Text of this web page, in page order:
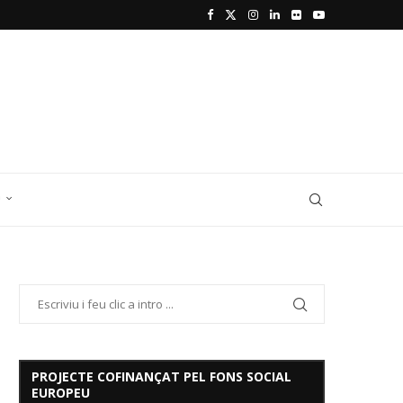
PROJECTE COFINANÇAT PEL FONS SOCIAL
EUROPEU